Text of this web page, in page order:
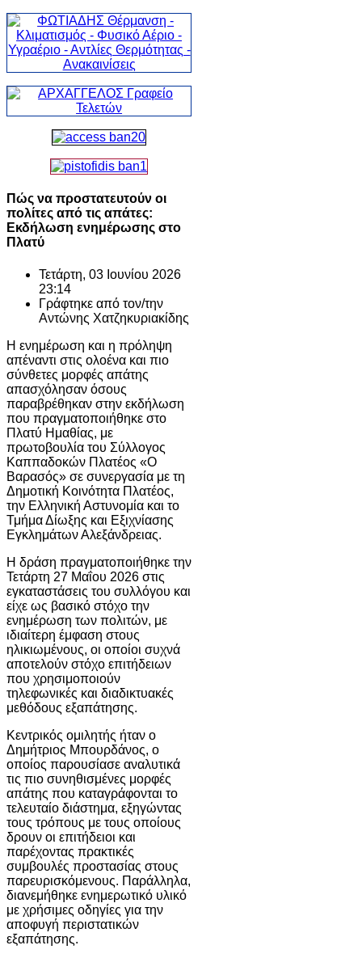
Πώς να προστατευτούν οι
πολίτες από τις απάτες:
Εκδήλωση ενημέρωσης στο
Πλατύ
Τετάρτη, 03 Ιουνίου 2026
23:14
Γράφτηκε από τον/την
Αντώνης Χατζηκυριακίδης
Η ενημέρωση και η πρόληψη
απέναντι στις ολοένα και πιο
σύνθετες μορφές απάτης
απασχόλησαν όσους
παραβρέθηκαν στην εκδήλωση
που πραγματοποιήθηκε στο
Πλατύ Ημαθίας, με
πρωτοβουλία του Σύλλογος
Καππαδοκών Πλατέος «Ο
Βαρασός» σε συνεργασία με τη
Δημοτική Κοινότητα Πλατέος,
την Ελληνική Αστυνομία και το
Τμήμα Δίωξης και Εξιχνίασης
Εγκλημάτων Αλεξάνδρειας.
Η δράση πραγματοποιήθηκε την
Τετάρτη 27 Μαΐου 2026 στις
εγκαταστάσεις του συλλόγου και
είχε ως βασικό στόχο την
ενημέρωση των πολιτών, με
ιδιαίτερη έμφαση στους
ηλικιωμένους, οι οποίοι συχνά
αποτελούν στόχο επιτήδειων
που χρησιμοποιούν
τηλεφωνικές και διαδικτυακές
μεθόδους εξαπάτησης.
Κεντρικός ομιλητής ήταν ο
Δημήτριος Μπουρδάνος, ο
οποίος παρουσίασε αναλυτικά
τις πιο συνηθισμένες μορφές
απάτης που καταγράφονται το
τελευταίο διάστημα, εξηγώντας
τους τρόπους με τους οποίους
δρουν οι επιτήδειοι και
παρέχοντας πρακτικές
συμβουλές προστασίας στους
παρευρισκόμενους. Παράλληλα,
διανεμήθηκε ενημερωτικό υλικό
με χρήσιμες οδηγίες για την
αποφυγή περιστατικών
εξαπάτησης.